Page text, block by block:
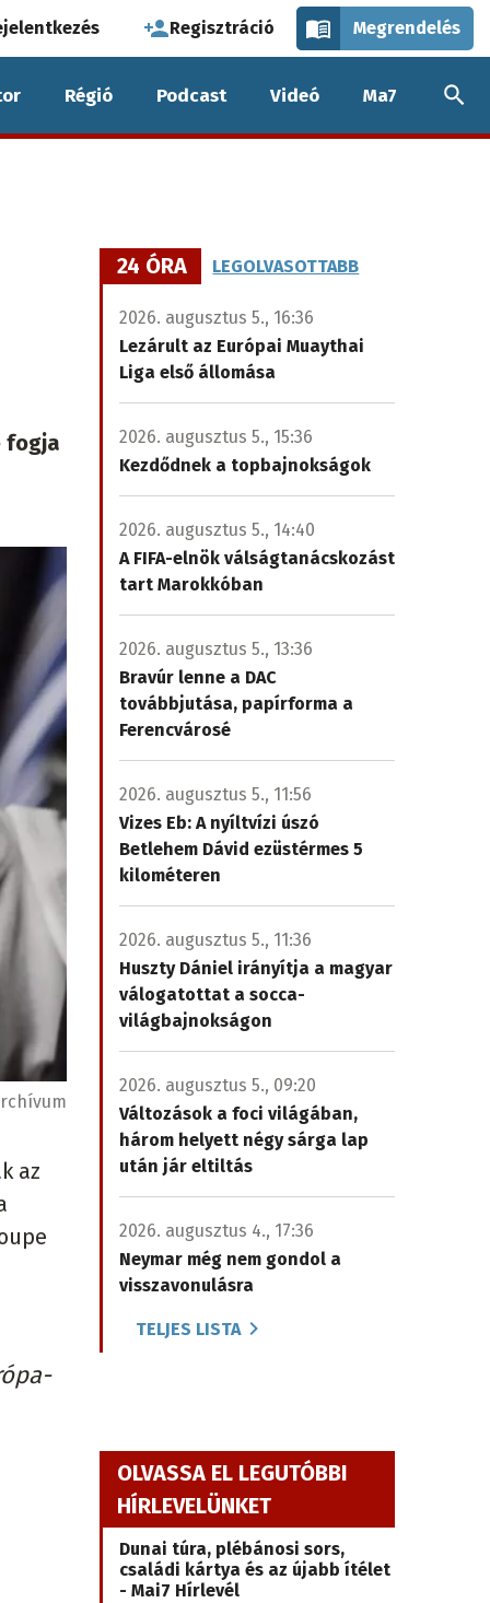
Regisztráció Megrendelés
Régió Podcast Videó Ma7
fogja
az
24 ÓRA LEGOLVASOTTABB
2026. augusztus 5., 16:36
Lezárult az Európai Muaythai
Liga első állomása
2026. augusztus 5., 15:36
Kezdődnek a topbajnokságok
2026. augusztus 5., 14:40
A FIFA-elnök válságtanácskozást
tart Marokkóban
2026. augusztus 5., 13:36
Bravúr lenne a DAC
továbbjutása, papírforma a
Ferencvárosé
2026. augusztus 5., 11:56
Vizes Eb: A nyíltvízi úszó
Betlehem Dávid ezüstérmes 5
kilométeren
2026. augusztus 5., 11:36
Huszty Dániel irányítja a magyar
válogatottat a socca-
világbajnokságon
2026. augusztus 5., 09:20
Változások a foci világában,
három helyett négy sárga lap
után jár eltiltás
2026. augusztus 4., 17:36
Neymar még nem gondol a
visszavonulásra
TELJES LISTA
OLVASSA EL LEGUTÓBBI
HÍRLEVELÜNKET
Dunai túra, plébánosi sors,
családi kártya és az újabb ítélet
- Mai7 Hírlevél